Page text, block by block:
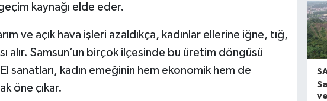
kaynağı elde eder.
ve açık hava işleri azaldıkça, kadınlar ellerine iğne, tığ,
alır. Samsun’un birçok ilçesinde bu üretim döngüsü
sanatları, kadın emeğinin hem ekonomik hem de
öne çıkar.